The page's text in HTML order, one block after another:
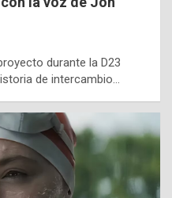
durante la D23
de intercambio…